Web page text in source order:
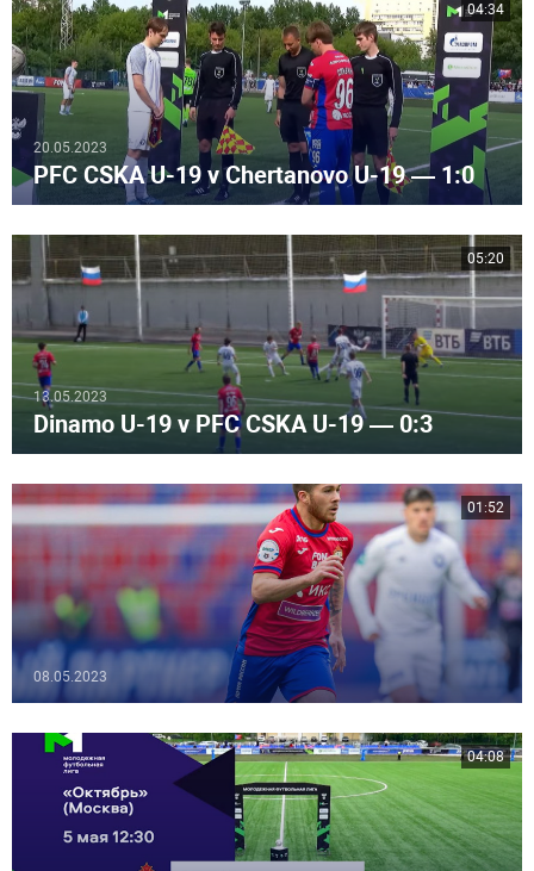
20.05.2023
PFC CSKA U-19 v Chertanovo U-19 — 1:0
04:34
13.05.2023
Dinamo U-19 v PFC CSKA U-19 — 0:3
05:20
08.05.2023
01:52
04:08